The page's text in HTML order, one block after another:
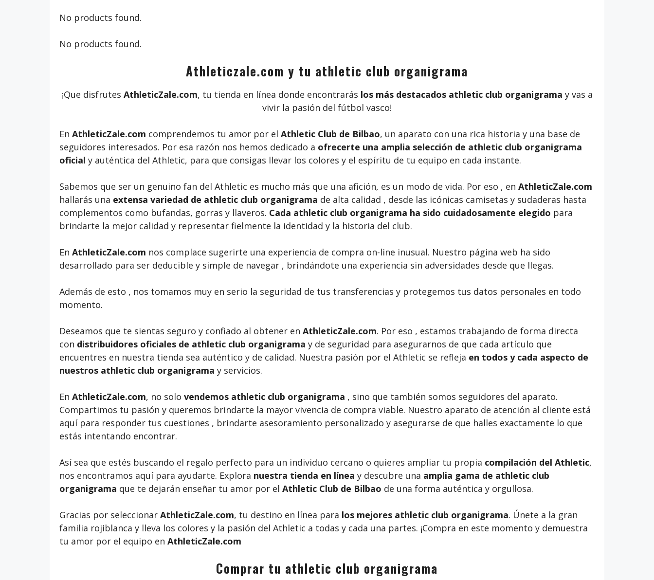
No products found.
No products found.
Athleticzale.com y tu athletic club organigrama
¡Que disfrutes AthleticZale.com, tu tienda en línea donde encontrarás los más destacados athletic club organigrama y vas a
vivir la pasión del fútbol vasco!
En AthleticZale.com comprendemos tu amor por el Athletic Club de Bilbao, un aparato con una rica historia y una base de
seguidores interesados. Por esa razón nos hemos dedicado a ofrecerte una amplia selección de athletic club organigrama
oficial y auténtica del Athletic, para que consigas llevar los colores y el espíritu de tu equipo en cada instante.
Sabemos que ser un genuino fan del Athletic es mucho más que una afición, es un modo de vida. Por eso , en AthleticZale.com
hallarás una extensa variedad de athletic club organigrama de alta calidad , desde las icónicas camisetas y sudaderas hasta
complementos como bufandas, gorras y llaveros. Cada athletic club organigrama ha sido cuidadosamente elegido para
brindarte la mejor calidad y representar fielmente la identidad y la historia del club.
En AthleticZale.com nos complace sugerirte una experiencia de compra on-line inusual. Nuestro página web ha sido
desarrollado para ser deducible y simple de navegar , brindándote una experiencia sin adversidades desde que llegas.
Además de esto , nos tomamos muy en serio la seguridad de tus transferencias y protegemos tus datos personales en todo
momento.
Deseamos que te sientas seguro y confiado al obtener en AthleticZale.com. Por eso , estamos trabajando de forma directa
con distribuidores oficiales de athletic club organigrama y de seguridad para asegurarnos de que cada artículo que
encuentres en nuestra tienda sea auténtico y de calidad. Nuestra pasión por el Athletic se refleja en todos y cada aspecto de
nuestros athletic club organigrama y servicios.
En AthleticZale.com, no solo vendemos athletic club organigrama , sino que también somos seguidores del aparato.
Compartimos tu pasión y queremos brindarte la mayor vivencia de compra viable. Nuestro aparato de atención al cliente está
aquí para responder tus cuestiones , brindarte asesoramiento personalizado y asegurarse de que halles exactamente lo que
estás intentando encontrar.
Así sea que estés buscando el regalo perfecto para un individuo cercano o quieres ampliar tu propia compilación del Athletic,
nos encontramos aquí para ayudarte. Explora nuestra tienda en línea y descubre una amplia gama de athletic club
organigrama que te dejarán enseñar tu amor por el Athletic Club de Bilbao de una forma auténtica y orgullosa.
Gracias por seleccionar AthleticZale.com, tu destino en línea para los mejores athletic club organigrama. Únete a la gran
familia rojiblanca y lleva los colores y la pasión del Athletic a todas y cada una partes. ¡Compra en este momento y demuestra
tu amor por el equipo en AthleticZale.com
Comprar tu athletic club organigrama